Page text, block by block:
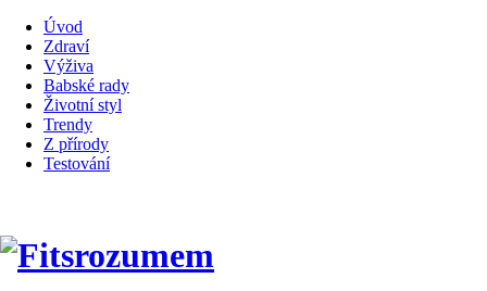
Úvod
Zdraví
Výživa
Babské rady
Životní styl
Trendy
Z přírody
Testování